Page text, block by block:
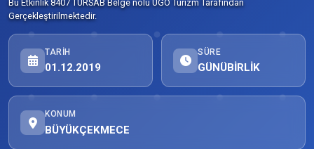
Bu Etkinlik 8407 TURSAB Belge nolu UGO Turizm Tarafından
Gerçekleştirilmektedir.
TARIH
01.12.2019
SÜRE
GÜNÜBİRLİK
KONUM
BÜYÜKÇEKMECE